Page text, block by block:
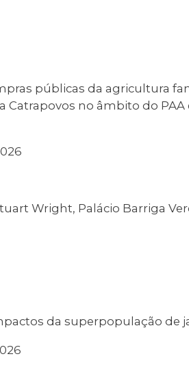
públicas da agricultura
no âmbito do PAA
Wright, Palácio Barriga
da superpopulação de